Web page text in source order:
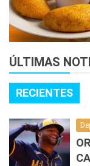
ÚLTIMAS
RECIENTES